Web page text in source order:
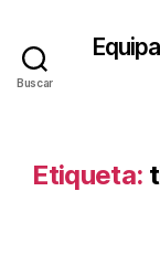
Buscar
Etiqueta: